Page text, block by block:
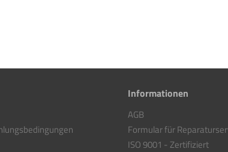
Informationen
AGB
Formular für
ISO 9001 - Zertifiziert